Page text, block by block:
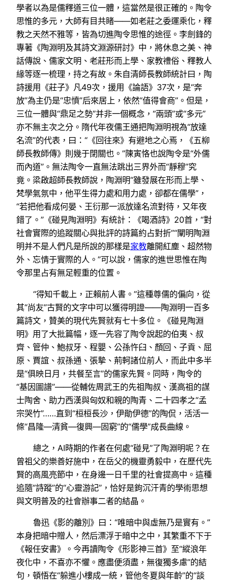
學者以為是儒釋道三位一體，這當然是很正確的。陶令
思惟的多元，大師有目共睹——如老莊之委運乘化，釋
教之天然不雅等，皆為切進陶令思惟的途徑。李劍鋒的
專著《陶淵明及其詩文淵源研討》中，將休息之美、神
話傳說、儒家文明、老莊形而上學、家教禮俗、釋教人
緣等逐一梳理，持之有故。朱自清師長教師統計曰，陶
詩援用《莊子》凡49次，援用《論語》37次，是“奔
放”為主仍是“忠憤”后來居上，依然“值得會商”。但是，
三位一體與“鼎足之勢”并非一個概念，“兩頭”或“多元”
亦不無主次之分。隋代年夜儒王通把陶淵明視為“放達
名流”的代表，曰：“《回往來》有避地之心焉，《五柳
師長教師傳》則幾于閉關也。”陳寅恪也說陶令是“外儒
而內道”。無法陶令一直無法跳出三界外而“靜穆”究
竟。梁啟超師長教師說，陶淵明“雖發展在形而上學、
梵學氣氛中，他平生得力處和用力處，卻都在儒學”，
“若把他看成何晏、王衍那一派放達名流對待，又年夜
錯了。”《碰見陶淵明》有統計：《喝酒詩》20首，“對
社會實際的追蹤關心與批評的詩篇約占對折”“闡明陶淵
明并不是人們凡是所說的那樣是家教離開紅塵、超然物
外、忘情于實際的人。”可以說，儒家的進世思惟在陶
令那里占有無足輕重的位置。
“得知千載上，正賴前人書。”這種尊儒的偏向，從
其“尚友”古賢的文字中可以獲得明證——陶淵明一百多
篇詩文，贊美的現代先賢就有七十多位。《碰見陶淵
明》用了大批篇幅，逐一先容了陶令說起的伯夷、叔
齊、管仲、鮑叔牙、程嬰、公孫忤臼、顏回、子貢、屈
原、賈誼、叔孫通、張摯、荊軻諸位前人，而此中多半
是“俱映日月，共餐至言”的儒家先賢。同時，陶令的
“基因圖譜”——從輔佐周武王的先祖陶叔、漢高祖的謀
士陶舍、助力西漢與匈奴和親的陶青、二十四孝之“孟
宗哭竹”……直到“桓桓長沙，伊勛伊德”的陶侃，活活一
條“昌隆—清貧—復興—固窮”的“儒學”成長曲線。
總之，AI時期的作者在何處“碰見”了陶淵明呢？在
曾祖父的樂善好施中，在岳父的機靈勇毅中，在歷代先
賢的高風亮節中，在身邊一日千里的社會提高中。這種
追隨“詩蹤”的“心靈游記”，恰好是鉤沉汗青的學術思想
與文明普及的社會辦事二者的結晶。
魯迅《影的離別》曰：“唯暗中與虛無乃是實有。”
本身把暗中贈人，然后漂浮于暗中之中，其繁重不下于
《報任安書》。今再讀陶令《形影神三首》至“縱浪年
夜化中，不喜亦不懼。應盡便須盡，無復獨多慮”的結
句，頓悟在“躲進小樓成一統，管他冬夏與年齡”的“談